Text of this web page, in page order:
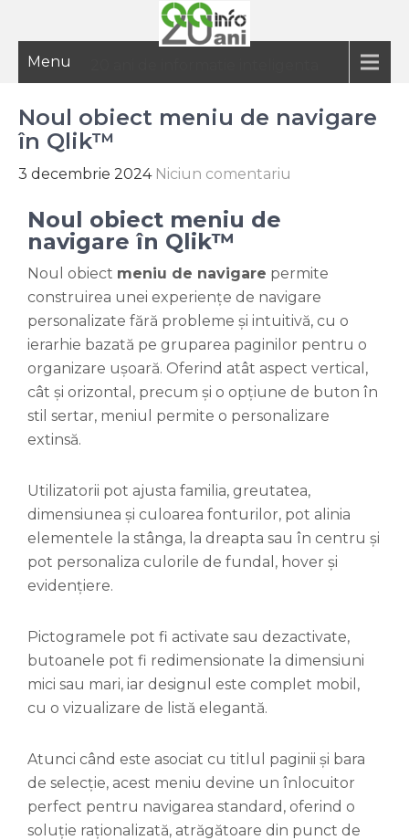
Menu
Noul obiect meniu de navigare
în Qlik™
3 decembrie 2024 Niciun comentariu
Noul obiect meniu de
navigare în Qlik™
Noul obiect meniu de navigare permite
construirea unei experiențe de navigare
personalizate fără probleme și intuitivă, cu o
ierarhie bazată pe gruparea paginilor pentru o
organizare ușoară. Oferind atât aspect vertical,
cât și orizontal, precum și o opțiune de buton în
stil sertar, meniul permite o personalizare
extinsă.
Utilizatorii pot ajusta familia, greutatea,
dimensiunea și culoarea fonturilor, pot alinia
elementele la stânga, la dreapta sau în centru și
pot personaliza culorile de fundal, hover și
evidențiere.
Pictogramele pot fi activate sau dezactivate,
butoanele pot fi redimensionate la dimensiuni
mici sau mari, iar designul este complet mobil,
cu o vizualizare de listă elegantă.
Atunci când este asociat cu titlul paginii și bara
de selecție, acest meniu devine un înlocuitor
perfect pentru navigarea standard, oferind o
soluție raționalizată, atrăgătoare din punct de